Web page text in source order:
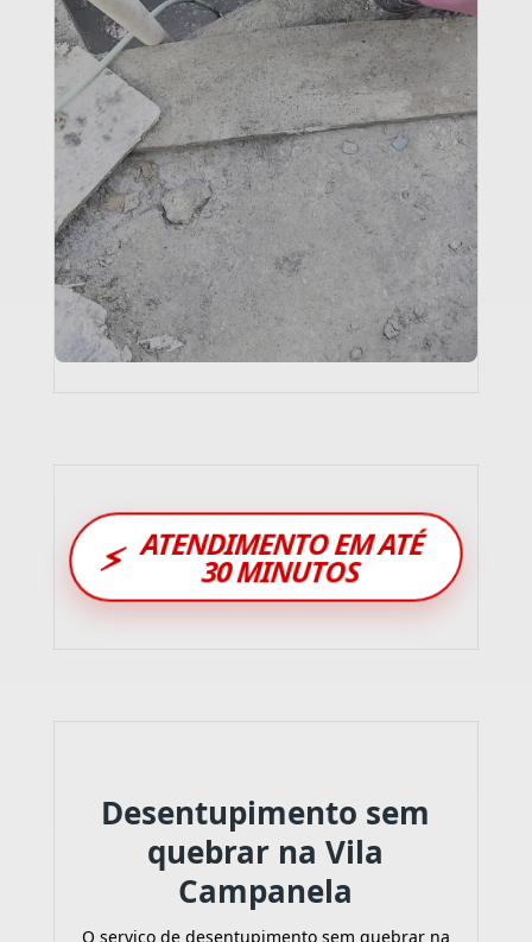
⚡ ATENDIMENTO EM ATÉ
30 MINUTOS
Desentupimento sem
quebrar na Vila
Campanela
O serviço de desentupimento sem quebrar na